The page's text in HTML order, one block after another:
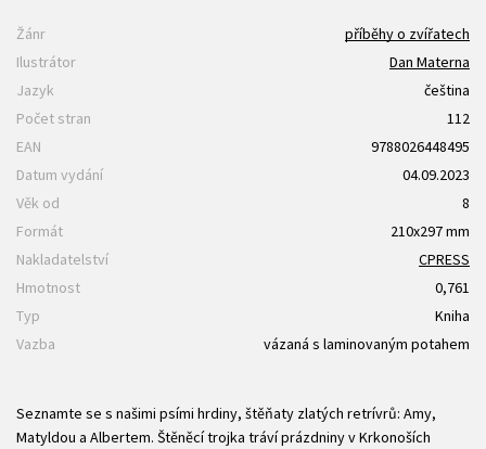
Žánr
příběhy o zvířatech
Ilustrátor
Dan Materna
Jazyk
čeština
Počet stran
112
EAN
9788026448495
Datum vydání
04.09.2023
Věk od
8
Formát
210x297 mm
Nakladatelství
CPRESS
Hmotnost
0,761
Typ
Kniha
Vazba
vázaná s laminovaným potahem
Seznamte se s našimi psími hrdiny, štěňaty zlatých retrívrů: Amy,
Matyldou a Albertem. Štěněcí trojka tráví prázdniny v Krkonoších